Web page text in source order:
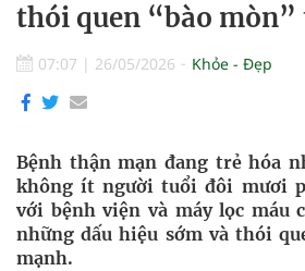
thói quen “bào mòn”
07:07 | 26/05/2026 Khỏe - Đẹp
Bệnh thận mạn đang trẻ hóa
không ít người tuổi đôi mươi
với bệnh viện và máy lọc máu
những dấu hiệu sớm và thói
mạnh.